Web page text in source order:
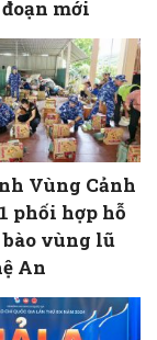
mới
Vùng Cảnh
phối hợp hỗ
vùng lũ
An